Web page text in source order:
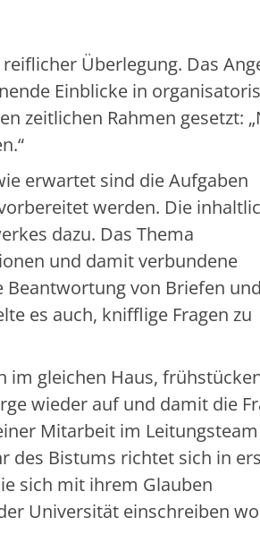
Überlegung. Das
Einblicke in
zeitlichen Rahmen gesetzt:
erwartet sind die Aufgaben
werden. Die
dazu. Das Thema
und damit verbundene
Beantwortung von Briefen
es auch, knifflige Fragen zu
im gleichen Haus,
wieder auf und damit die
Mitarbeit im
des Bistums richtet sich in
sich mit ihrem Glauben
Universität einschreiben